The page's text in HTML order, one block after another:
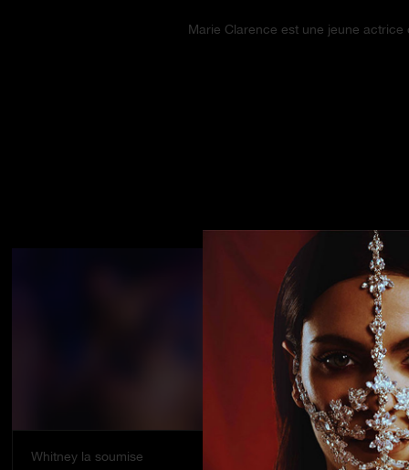
Marie Clarence est une jeune
Whitney la soumise